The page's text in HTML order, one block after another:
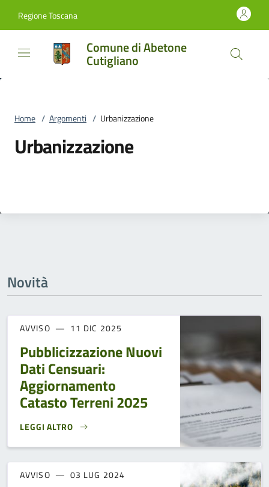
Regione Toscana
Comune di Abetone
Cutigliano
Home / Argomenti / Urbanizzazione
Urbanizzazione
Novità
AVVISO 11 DIC 2025
Pubblicizzazione Nuovi
Dati Censuari:
Aggiornamento
Catasto Terreni 2025
LEGGI ALTRO
PUBBLICIZZAZIONE NUOVI DATI CENSUARI:
AVVISO 03 LUG 2024